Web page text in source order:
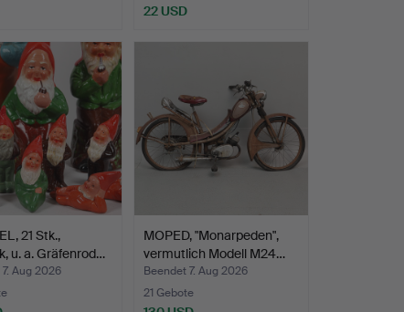
22 USD
21 Stk.,
u. a. Gräfenrod…
Aug 2026
MOPED, "Monarpeden",
vermutlich Modell M24…
Beendet 7. Aug 2026
21 Gebote